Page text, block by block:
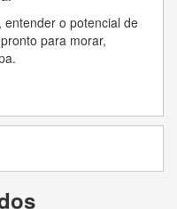
o potencial de
para morar,